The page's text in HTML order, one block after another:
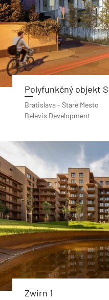
Polyfunkčný objekt
Bratislava - Staré Mesto
Belevis Development
Zwirn 1